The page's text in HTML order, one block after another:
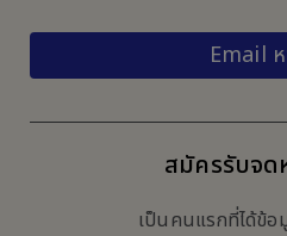
Email ห
สมัครรับจด
เป็นคนแรกที่ได้ข้อ